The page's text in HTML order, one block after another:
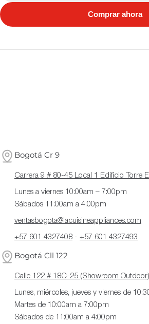
Comprar ahora
Bogotá Cr 9
Carrera 9 # 80-45 Local 1 Edificio Torre
Lunes a viernes 10:00am – 7:00pm
Sábados 11:00am a 4:00pm
ventasbogota@lacuisineappliances.com
+57 601 4327408 - +57 601 4327493
Bogotá Cll 122
Calle 122 # 18C-25 (Showroom Outdoor)
Lunes, miércoles, jueves y viernes de
Martes de 10:00am a 7:00pm
Sábados de 11:00am a 4:00pm